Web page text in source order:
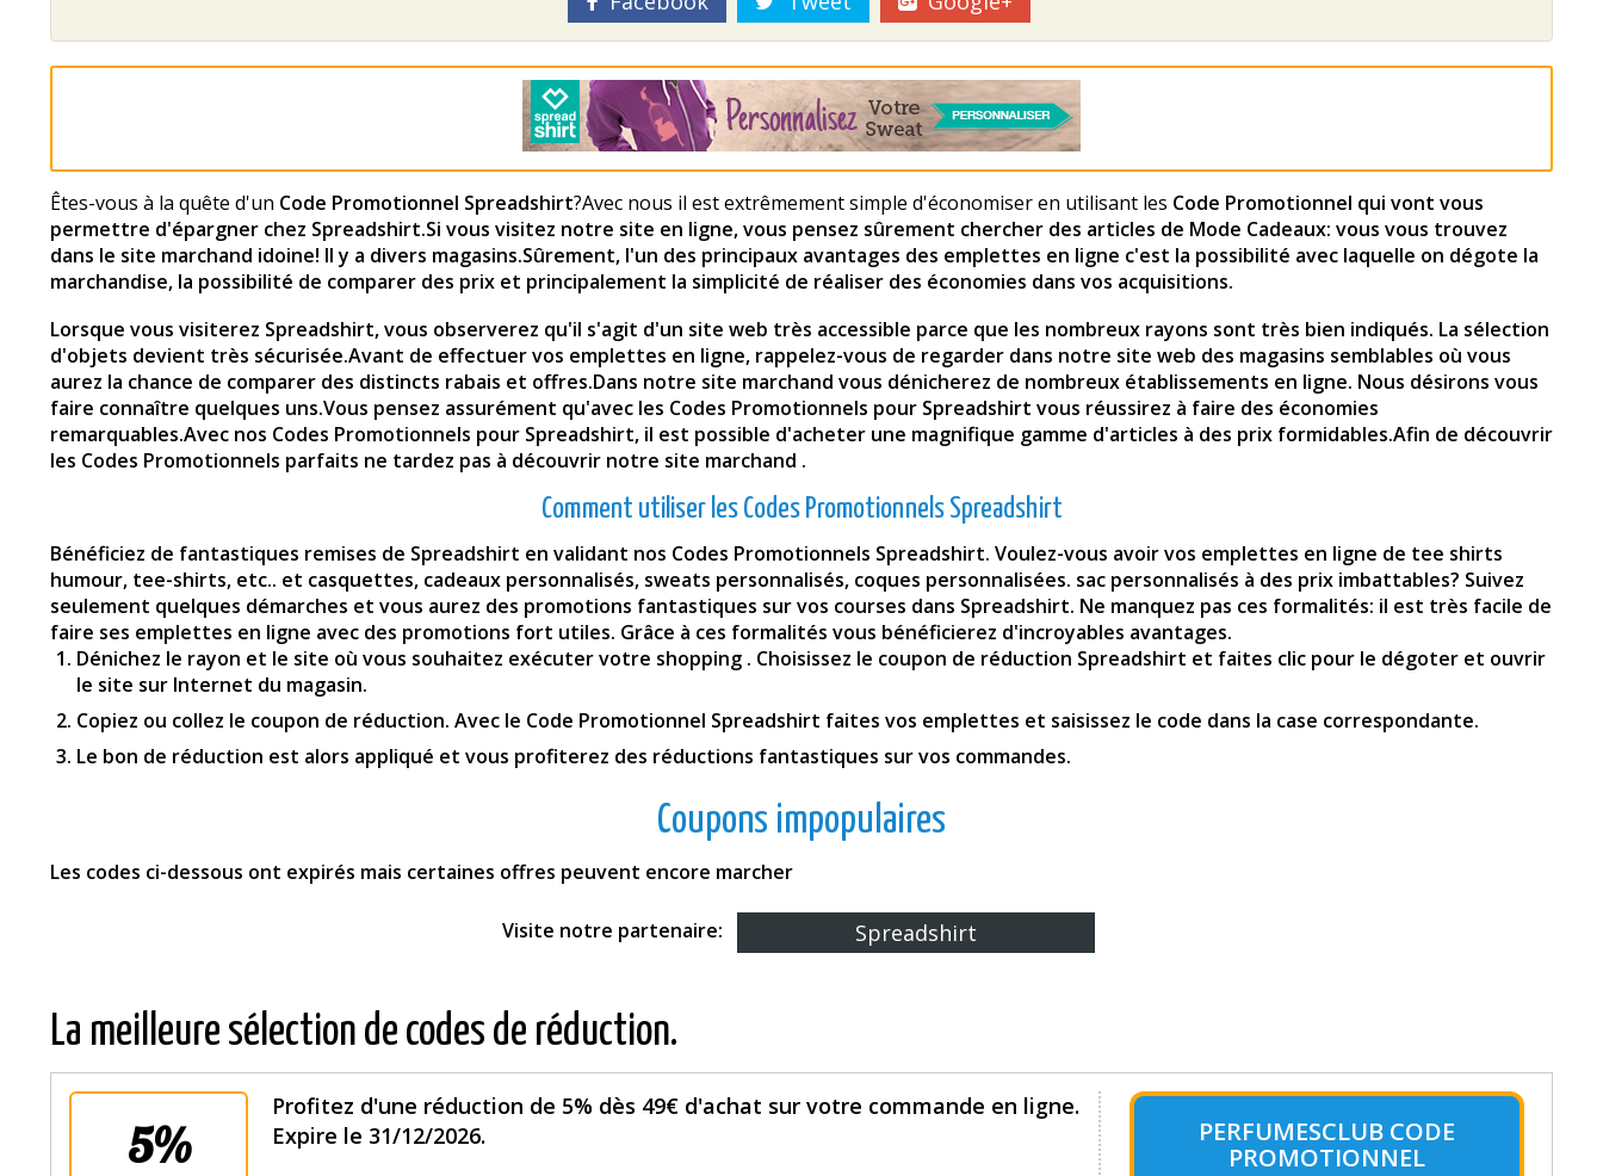
Êtes-vous à la quête d'un Code Promotionnel Spreadshirt?Avec nous il est extrêmement simple d'économiser en utilisant les Code Promotionnel qui vont vous
permettre d'épargner chez Spreadshirt.Si vous visitez notre site en ligne, vous pensez sûrement chercher des articles de Mode Cadeaux: vous vous trouvez
dans le site marchand idoine! Il y a divers magasins.Sûrement, l'un des principaux avantages des emplettes en ligne c'est la possibilité avec laquelle on dégote la
marchandise, la possibilité de comparer des prix et principalement la simplicité de réaliser des économies dans vos acquisitions.
Lorsque vous visiterez Spreadshirt, vous observerez qu'il s'agit d'un site web très accessible parce que les nombreux rayons sont très bien indiqués. La sélection
d'objets devient très sécurisée.Avant de effectuer vos emplettes en ligne, rappelez-vous de regarder dans notre site web des magasins semblables où vous
aurez la chance de comparer des distincts rabais et offres.Dans notre site marchand vous dénicherez de nombreux établissements en ligne. Nous désirons vous
faire connaître quelques uns.Vous pensez assurément qu'avec les Codes Promotionnels pour Spreadshirt vous réussirez à faire des économies
remarquables.Avec nos Codes Promotionnels pour Spreadshirt, il est possible d'acheter une magnifique gamme d'articles à des prix formidables.Afin de découvrir
les Codes Promotionnels parfaits ne tardez pas à découvrir notre site marchand .
Comment utiliser les Codes Promotionnels Spreadshirt
Bénéficiez de fantastiques remises de Spreadshirt en validant nos Codes Promotionnels Spreadshirt. Voulez-vous avoir vos emplettes en ligne de tee shirts
humour, tee-shirts, etc.. et casquettes, cadeaux personnalisés, sweats personnalisés, coques personnalisées. sac personnalisés à des prix imbattables? Suivez
seulement quelques démarches et vous aurez des promotions fantastiques sur vos courses dans Spreadshirt. Ne manquez pas ces formalités: il est très facile de
faire ses emplettes en ligne avec des promotions fort utiles. Grâce à ces formalités vous bénéficierez d'incroyables avantages.
Dénichez le rayon et le site où vous souhaitez exécuter votre shopping . Choisissez le coupon de réduction Spreadshirt et faites clic pour le dégoter et ouvrir
le site sur Internet du magasin.
Copiez ou collez le coupon de réduction. Avec le Code Promotionnel Spreadshirt faites vos emplettes et saisissez le code dans la case correspondante.
Le bon de réduction est alors appliqué et vous profiterez des réductions fantastiques sur vos commandes.
Coupons impopulaires
Les codes ci-dessous ont expirés mais certaines offres peuvent encore marcher
Visite notre partenaire: Spreadshirt
La meilleure sélection de codes de réduction.
5%
Profitez d'une réduction de 5% dès 49€ d'achat sur votre commande en ligne.
Expire le 31/12/2026.
PERFUMESCLUB CODE
PROMOTIONNEL